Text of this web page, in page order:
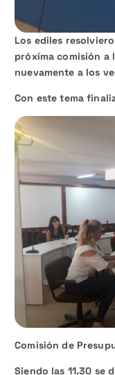
Los ediles
próxima comisión a
nuevamente a los
Con este tema
Comisión de
Siendo las 11.30 se